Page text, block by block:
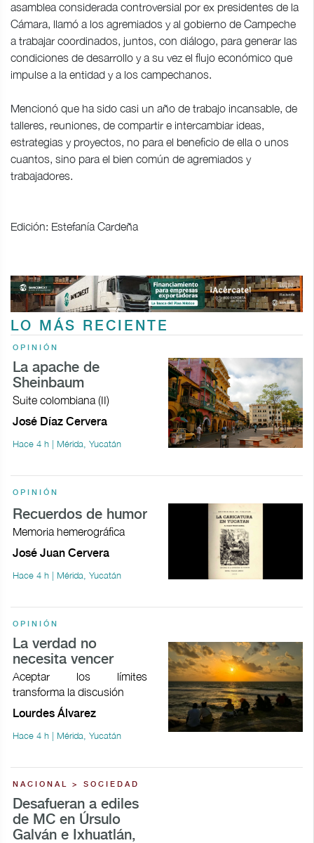
asamblea considerada controversial por ex presidentes de la
Cámara, llamó a los agremiados y al gobierno de Campeche
a trabajar coordinados, juntos, con diálogo, para generar las
condiciones de desarrollo y a su vez el flujo económico que
impulse a la entidad y a los campechanos.
Mencionó que ha sido casi un año de trabajo incansable, de
talleres, reuniones, de compartir e intercambiar ideas,
estrategias y proyectos, no para el beneficio de ella o unos
cuantos, sino para el bien común de agremiados y
trabajadores.
Edición: Estefanía Cardeña
LO MÁS RECIENTE
OPINIÓN
La apache de
Sheinbaum
Suite colombiana (II)
José Díaz Cervera
Hace 4 h | Mérida, Yucatán
OPINIÓN
Recuerdos de humor
Memoria hemerográfica
José Juan Cervera
Hace 4 h | Mérida, Yucatán
OPINIÓN
La verdad no
necesita vencer
Aceptar los límites
transforma la discusión
Lourdes Álvarez
Hace 4 h | Mérida, Yucatán
NACIONAL > SOCIEDAD
Desafueran a ediles
de MC en Úrsulo
Galván e Ixhuatlán,